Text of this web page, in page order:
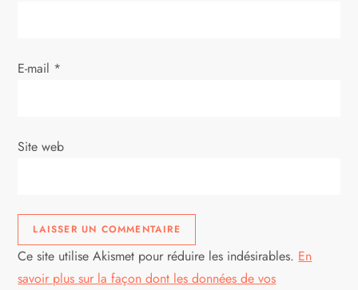
E-mail *
Site web
Ce site utilise Akismet pour réduire les indésirables. En
savoir plus sur la façon dont les données de vos